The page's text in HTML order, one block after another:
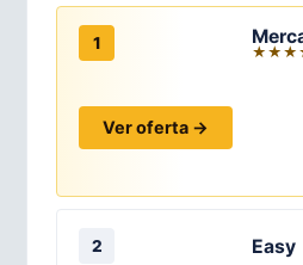
1
Ver oferta →
2 Easy